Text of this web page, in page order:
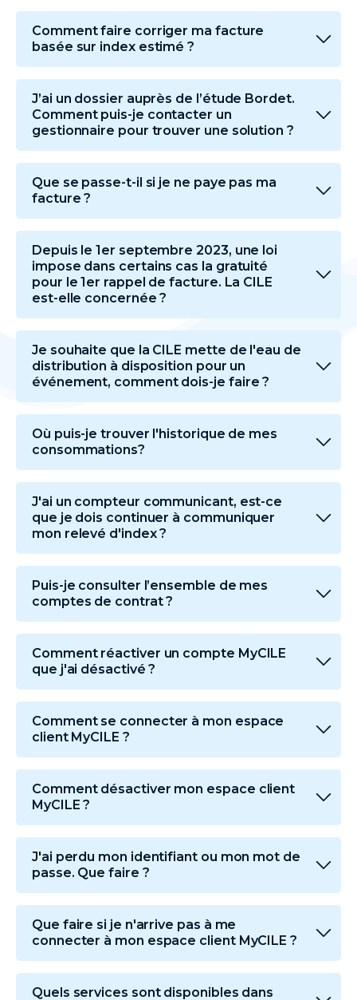
Comment faire corriger ma facture
basée sur index estimé ?
J’ai un dossier auprès de l’étude Bordet.
Comment puis-je contacter un
gestionnaire pour trouver une solution ?
Que se passe-t-il si je ne paye pas ma
facture ?
Depuis le 1er septembre 2023, une loi
impose dans certains cas la gratuité
pour le 1er rappel de facture. La CILE
est-elle concernée ?
Je souhaite que la CILE mette de l'eau de
distribution à disposition pour un
événement, comment dois-je faire ?
Où puis-je trouver l'historique de mes
consommations?
J'ai un compteur communicant, est-ce
que je dois continuer à communiquer
mon relevé d'index ?
Puis-je consulter l’ensemble de mes
comptes de contrat ?
Comment réactiver un compte MyCILE
que j'ai désactivé ?
Comment se connecter à mon espace
client MyCILE ?
Comment désactiver mon espace client
MyCILE ?
J'ai perdu mon identifiant ou mon mot de
passe. Que faire ?
Que faire si je n'arrive pas à me
connecter à mon espace client MyCILE ?
Quels services sont disponibles dans